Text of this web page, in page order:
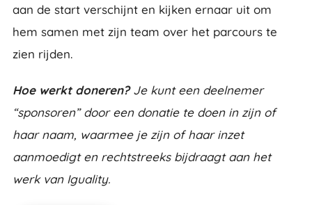
aan de start verschijnt en kijken ernaar uit om
hem samen met zijn team over het parcours te
zien rijden.
Hoe werkt doneren?Je kunt een deelnemer
“sponsoren” door een donatie te doen in zijn of
haar naam, waarmee je zijn of haar inzet
aanmoedigt en rechtstreeks bijdraagt aan het
werk van Iguality.